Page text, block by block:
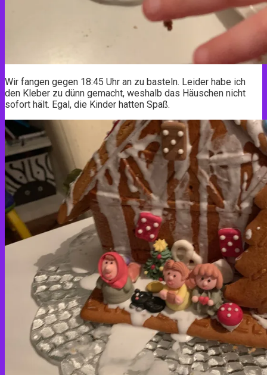
Wir fangen gegen 18:45 Uhr an zu basteln. Leider habe ich
den Kleber zu dünn gemacht, weshalb das Häuschen nicht
sofort hält. Egal, die Kinder hatten Spaß.